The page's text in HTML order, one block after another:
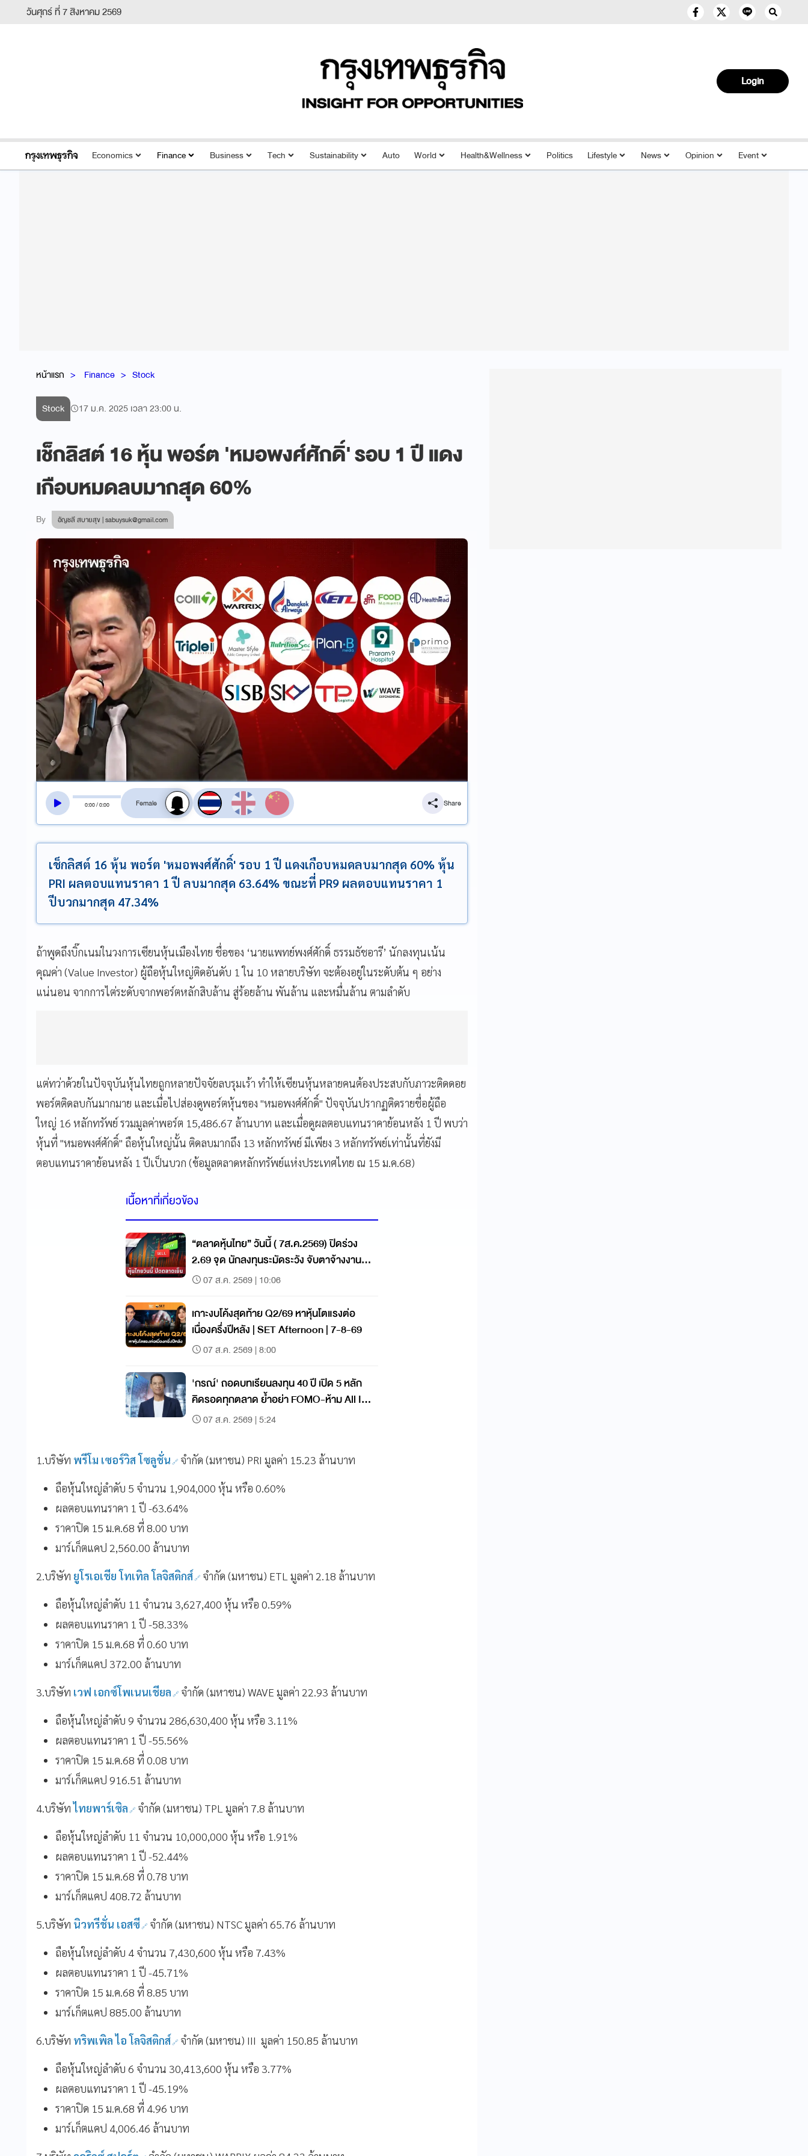
วันศุกร์ ที่ 7 สิงหาคม 2569
Login
Economics Finance Business Tech Sustainability Auto World Health&Wellness Politics Lifestyle News Opinion Event
หน้าแรก Finance Stock
Stock 17 ม.ค. 2025 เวลา 23:00 น.
เช็กลิสต์ 16 หุ้น พอร์ต 'หมอพงศ์ศักดิ์' รอบ 1 ปี แดง
เกือบหมดลบมากสุด 60%
By อัญชลี สบายสุข |sabuysuk@gmail.com
0:00/0:00
สลับเสียงอ่าน
Share
เช็กลิสต์ 16 หุ้น พอร์ต 'หมอพงศ์ศักดิ์' รอบ 1 ปี แดงเกือบหมดลบมากสุด 60% หุ้น
PRI ผลตอบแทนราคา 1 ปี ลบมากสุด 63.64% ขณะที่ PR9 ผลตอบแทนราคา 1
ปีบวกมากสุด 47.34%
ถ้าพูดถึงบิ๊กเนมในวงการเซียนหุ้นเมืองไทย ชื่อของ ‘นายแพทย์พงศ์ศักดิ์ ธรรมธัชอารี’ นักลงทุนเน้น
คุณค่า (Value Investor) ผู้ถือหุ้นใหญ่ติดอันดับ 1 ใน 10 หลายบริษัท จะต้องอยู่ในระดับต้น ๆ อย่าง
แน่นอน จากการไต่ระดับจากพอร์ตหลักสิบล้าน สู่ร้อยล้าน พันล้าน และหมื่นล้าน ตามลำดับ
แต่ทว่าด้วยในปัจจุบันหุ้นไทยถูกหลายปัจจัยลบรุมเร้า ทำให้เซียนหุ้นหลายคนต้องประสบกับภาวะติดดอย
พอร์ตติดลบกันมากมาย และเมื่อไปส่องดูพอร์ตหุ้นของ "หมอพงศ์ศักดิ์" ปัจจุบันปรากฏติดรายชื่อผู้ถือ
ใหญ่ 16 หลักทรัพย์ รวมมูลค่าพอร์ต 15,486.67 ล้านบาท และเมื่อดูผลตอบแทนราคาย้อนหลัง 1 ปี พบว่า
หุ้นที่ "หมอพงศ์ศักดิ์" ถือหุ้นใหญ่นั้น ติดลบมากถึง 13 หลักทรัพย์ มีเพียง 3 หลักทรัพย์เท่านั้นที่ยังมี
ตอบแทนราคาย้อนหลัง 1 ปีเป็นบวก (ข้อมูลตลาดหลักทรัพย์แห่งประเทศไทย ณ 15 ม.ค.68)
เนื้อหาที่เกี่ยวข้อง
“ตลาดหุ้นไทย” วันนี้ ( 7ส.ค.2569) ปิดร่วง
2.69 จุด นักลงทุนระมัดระวัง จับตาจ้างงาน
สหรัฐ07 ส.ค. 2569 | 10:06
เกาะงบโค้งสุดท้าย Q2/69 หาหุ้นโตแรงต่อ
เนื่องครึ่งปีหลัง | SET Afternoon | 7-8-69
07 ส.ค. 2569 | 8:00
'กรณ์' ถอดบทเรียนลงทุน 40 ปี เปิด 5 หลัก
คิดรอดทุกตลาด ย้ำอย่า FOMO-ห้าม All In
วินัยคือ กุญแจสร้างมั่งคั่ง
07 ส.ค. 2569 | 5:24
1.บริษัท พรีโม เซอร์วิส โซลูชั่น จำกัด (มหาชน) PRI มูลค่า 15.23 ล้านบาท
ถือหุ้นใหญ่ลำดับ 5 จำนวน 1,904,000 หุ้น หรือ 0.60%
ผลตอบแทนราคา 1 ปี -63.64%
ราคาปิด 15 ม.ค.68 ที่ 8.00 บาท
มาร์เก็ตแคป 2,560.00 ล้านบาท
2.บริษัท ยูโรเอเชีย โทเทิล โลจิสติกส์ จำกัด (มหาชน) ETL มูลค่า 2.18 ล้านบาท
ถือหุ้นใหญ่ลำดับ 11 จำนวน 3,627,400 หุ้น หรือ 0.59%
ผลตอบแทนราคา 1 ปี -58.33%
ราคาปิด 15 ม.ค.68 ที่ 0.60 บาท
มาร์เก็ตแคป 372.00 ล้านบาท
3.บริษัท เวฟ เอกซ์โพเนนเชียล จำกัด (มหาชน) WAVE มูลค่า 22.93 ล้านบาท
ถือหุ้นใหญ่ลำดับ 9 จำนวน 286,630,400 หุ้น หรือ 3.11%
ผลตอบแทนราคา 1 ปี -55.56%
ราคาปิด 15 ม.ค.68 ที่ 0.08 บาท
มาร์เก็ตแคป 916.51 ล้านบาท
4.บริษัทไทยพาร์เซิล จำกัด (มหาชน) TPL มูลค่า 7.8 ล้านบาท
ถือหุ้นใหญ่ลำดับ 11 จำนวน 10,000,000 หุ้น หรือ 1.91%
ผลตอบแทนราคา 1 ปี -52.44%
ราคาปิด 15 ม.ค.68 ที่ 0.78 บาท
มาร์เก็ตแคป 408.72 ล้านบาท
5.บริษัท นิวทรีชั่น เอสซี จำกัด (มหาชน) NTSC มูลค่า 65.76 ล้านบาท
ถือหุ้นใหญ่ลำดับ 4 จำนวน 7,430,600 หุ้น หรือ 7.43%
ผลตอบแทนราคา 1 ปี -45.71%
ราคาปิด 15 ม.ค.68 ที่ 8.85 บาท
มาร์เก็ตแคป 885.00 ล้านบาท
6.บริษัท ทริพเพิล ไอ โลจิสติกส์ จำกัด (มหาชน) III มูลค่า 150.85 ล้านบาท
ถือหุ้นใหญ่ลำดับ 6 จำนวน 30,413,600 หุ้น หรือ 3.77%
ผลตอบแทนราคา 1 ปี -45.19%
ราคาปิด 15 ม.ค.68 ที่ 4.96 บาท
มาร์เก็ตแคป 4,006.46 ล้านบาท